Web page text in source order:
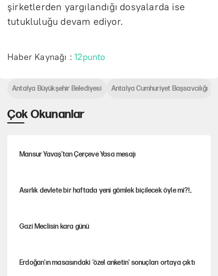
şirketlerden yargılandığı dosyalarda ise
tutukluluğu devam ediyor.
Haber Kaynağı :12punto
Çok Okunanlar
Mansur Yavaş’tan Çerçeve Yasa mesajı
Asırlık devlete bir haftada yeni gömlek biçilecek öyle mi?!..
Gazi Meclisin kara günü
Erdoğan'ın masasındaki 'özel anketin' sonuçları ortaya çıktı
Antalya Büyükşehir Belediyesi Antalya Cumhuriyet Başsavcılığı